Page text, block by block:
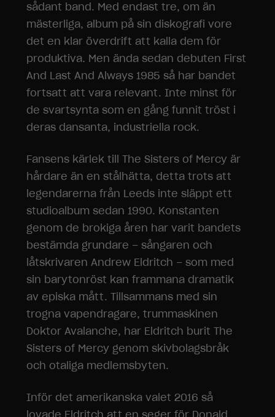
sådant band. Med endast tre, om än
mästerliga, album på sin diskografi vore
det en klar överdrift att kalla dem för
produktiva. Men ända sedan debuten First
And Last And Always 1985 så har bandet
fortsatt att vara relevant. Inte minst för
de svartsynta som en gång funnit tröst i
deras dansanta, industriella rock.
Fansens kärlek till The Sisters of Mercy är
hårdare än en stålhätta, detta trots att
legendarerna från Leeds inte släppt ett
studioalbum sedan 1990. Konstanten
genom de brokiga åren har varit bandets
bestämda grundare – sångaren och
låtskrivaren Andrew Eldritch – som med
sin barytonröst kan frammana dramatik
av episka mått. Tillsammans med sin
trogna vapendragare, trummaskinen
Doktor Avalanche, har Eldritch burit The
Sisters of Mercy genom skivbolagsbråk
och otaliga medlemsbyten.
Inför det amerikanska valet 2016 så
lovade Eldritch att en seger för Donald